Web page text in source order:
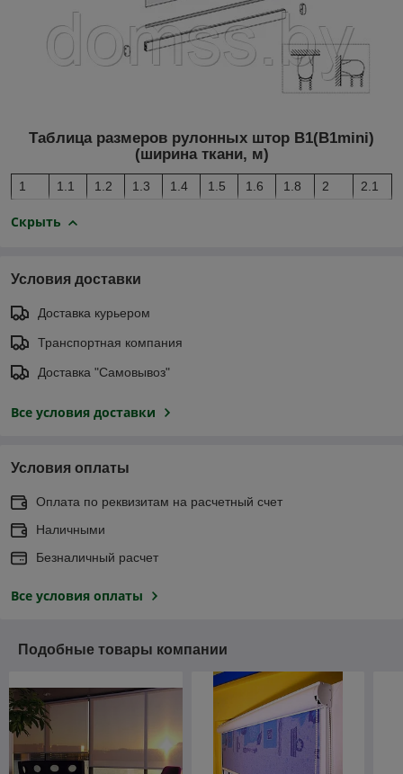
Таблица размеров рулонных штор B1(B1mini)
(ширина ткани, м)
1 1.1 1.2 1.3 1.4 1.5 1.6 1.8 2 2.1
Скрыть
Условия доставки
Доставка курьером
Транспортная компания
Доставка "Самовывоз"
Все условия доставки
Условия оплаты
Оплата по реквизитам на расчетный счет
Наличными
Безналичный расчет
Все условия оплаты
Подобные товары компании